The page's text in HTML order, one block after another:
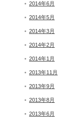
2014年6月
2014年5月
2014年3月
2014年2月
2014年1月
2013年11月
2013年9月
2013年8月
2013年6月